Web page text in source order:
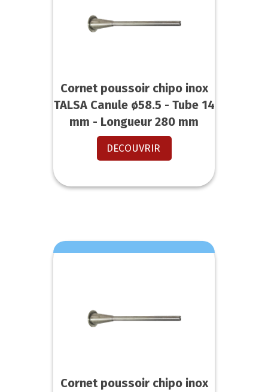
Cornet poussoir chipo inox
TALSA Canule ø58.5 - Tube 14
mm - Longueur 280 mm
DECOUVRIR
Cornet poussoir chipo inox